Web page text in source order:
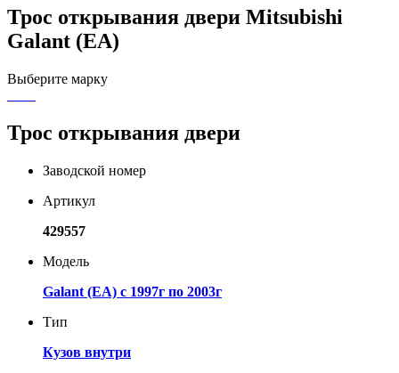
Трос открывания двери Mitsubishi
Galant (EA)
Выберите марку
Трос открывания двери
Заводской номер
Артикул
429557
Модель
Galant (EA) с 1997г по 2003г
Тип
Кузов внутри